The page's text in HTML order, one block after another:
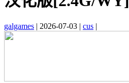
galgames | 2026-07-03 | cus |